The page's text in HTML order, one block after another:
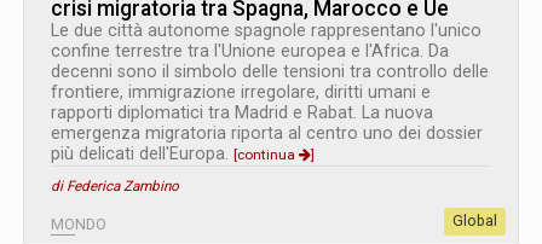
crisi migratoria tra Spagna, Marocco e Ue
Le due città autonome spagnole rappresentano l'unico
confine terrestre tra l'Unione europea e l'Africa. Da
decenni sono il simbolo delle tensioni tra controllo delle
frontiere, immigrazione irregolare, diritti umani e
rapporti diplomatici tra Madrid e Rabat. La nuova
emergenza migratoria riporta al centro uno dei dossier
più delicati dell'Europa. [continua
]
di Federica Zambino
MONDO Global